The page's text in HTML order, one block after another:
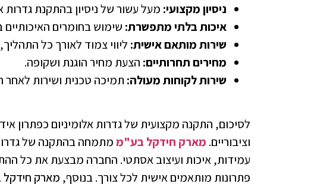
ניסיון מקצועי: מעל עשור של ניסיון בהתקנת גדרות
איכות בלתי מתפשרת: שימוש בחומרים האיכותיים
שירות מותאם אישית: ליווי צמוד לאורך כל
מחירים תחרותיים: הצעת מחיר הוגנת ושקופה.
שירות לקוחות מעולה: תמיכה טכנית ושירות
לסיכום, התקנה מקצועית של גדרות אלומיניום כפתרון
וציבוריים. מארק חידקל בע"ממתמחה בהתקנה של
עמידות, איכות ועיצוב אסתטי. החברה מבצעת את כל
פתרונות מותאמים אישית לכל צורך. בנוסף, מארק